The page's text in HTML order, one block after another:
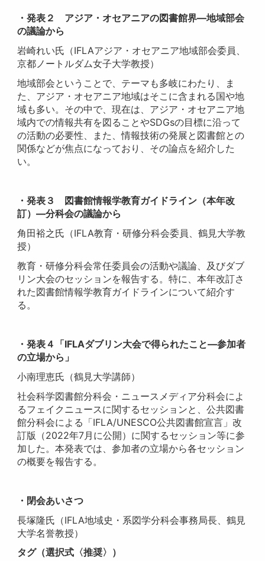
・発表２ アジア・オセアニアの図書館界―地域部会
の議論から
岩崎れい氏（IFLAアジア・オセアニア地域部会委員、
京都ノートルダム女子大学教授）
地域部会ということで、テーマも多岐にわたり、ま
た、アジア・オセアニア地域はそこに含まれる国や地
域も多い。その中で、現在は、アジア・オセアニア地
域内での情報共有を図ることやSDGsの目標に沿って
の活動の必要性、また、情報技術の発展と図書館との
関係などが焦点になっており、その論点を紹介した
い。
・発表３ 図書館情報学教育ガイドライン（本年改
訂）―分科会の議論から
角田裕之氏（IFLA教育・研修分科会委員、鶴見大学教
授）
教育・研修分科会常任委員会の活動や議論、及びダブ
リン大会のセッションを報告する。特に、本年改訂さ
れた図書館情報学教育ガイドラインについて紹介す
る。
・発表４「IFLAダブリン大会で得られたこと―参加者
の立場から」
小南理恵氏（鶴見大学講師）
社会科学図書館分科会・ニュースメディア分科会によ
るフェイクニュースに関するセッションと、公共図書
館分科会による「IFLA/UNESCO公共図書館宣言」改
訂版（2022年7月に公開）に関するセッション等に参
加した。本発表では、参加者の立場から各セッション
の概要を報告する。
・閉会あいさつ
長塚隆氏（IFLA地域史・系図学分科会事務局長、鶴見
大学名誉教授）
タグ（選択式〈推奨〉）